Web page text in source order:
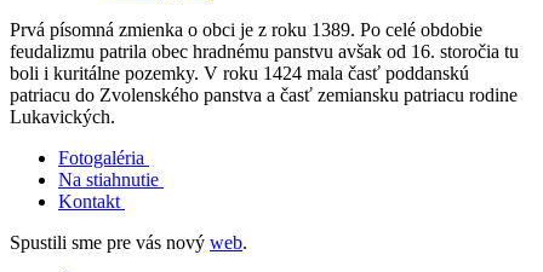
Prvá písomná zmienka o obci je z roku 1389. Po celé obdobie
feudalizmu patrila obec hradnému panstvu avšak od 16. storočia tu
boli i kuritálne pozemky. V roku 1424 mala časť poddanskú
patriacu do Zvolenského panstva a časť zemiansku patriacu rodine
Lukavických.
Fotogaléria
Na stiahnutie
Kontakt
Spustili sme pre vás nový web.